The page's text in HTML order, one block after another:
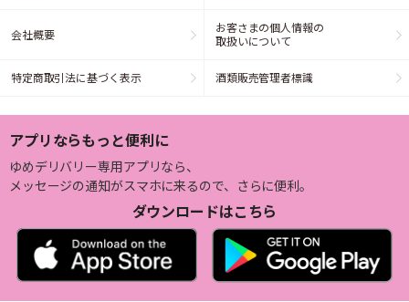
会社概要
お客さまの個人情報の
取扱いについて
特定商取引法に基づく表示 酒類販売管理者標識
アプリならもっと便利に
ゆめデリバリー専用アプリなら、
メッセージの通知がスマホに来るので、さらに便利。
ダウンロードはこちら